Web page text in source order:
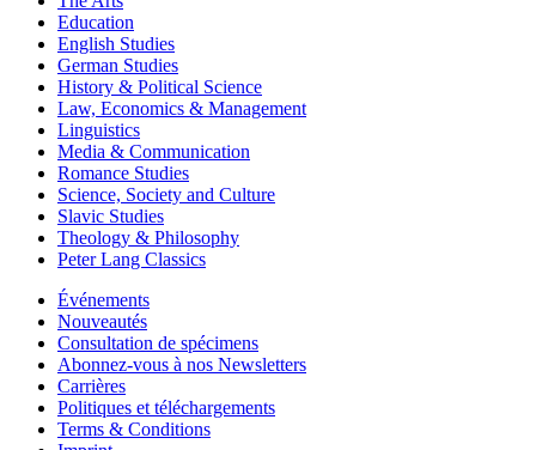
Education
English Studies
German Studies
History & Political Science
Law, Economics & Management
Linguistics
Media & Communication
Romance Studies
Science, Society and Culture
Slavic Studies
Theology & Philosophy
Peter Lang Classics
Événements
Nouveautés
Consultation de spécimens
Abonnez-vous à nos Newsletters
Carrières
Politiques et téléchargements
Terms & Conditions